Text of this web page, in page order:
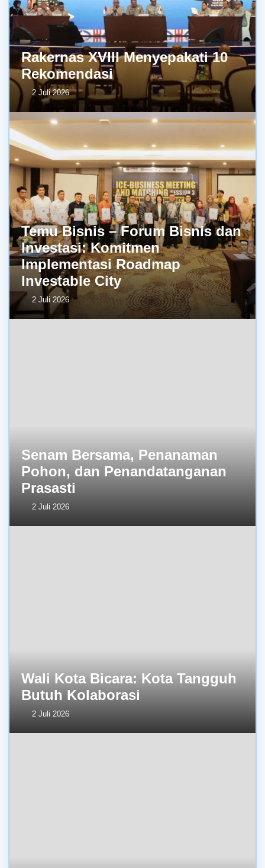
Rakernas XVIII Menyepakati 10
Rekomendasi
2 Juli 2026
Temu Bisnis – Forum Bisnis dan
Investasi: Komitmen
Implementasi Roadmap
Investable City
2 Juli 2026
Senam Bersama, Penanaman
Pohon, dan Penandatanganan
Prasasti
2 Juli 2026
Wali Kota Bicara: Kota Tangguh
Butuh Kolaborasi
2 Juli 2026